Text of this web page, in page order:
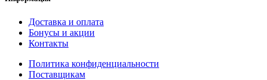
Доставка и оплата
Бонусы и акции
Контакты
Политика конфиденциальности
Поставщикам